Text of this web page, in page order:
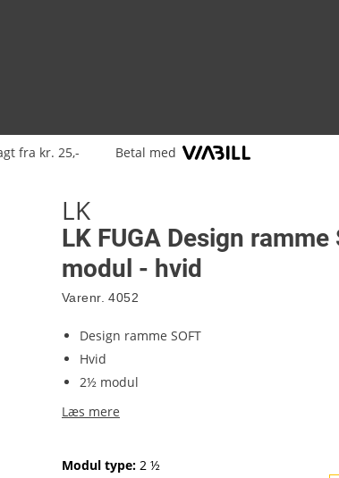
fra kr. 25,- Betal med
LK
LK FUGA Design
modul - hvid
Varenr. 4052
Design ramme SOFT
Hvid
2½ modul
Læs mere
Modul type: 2 ½